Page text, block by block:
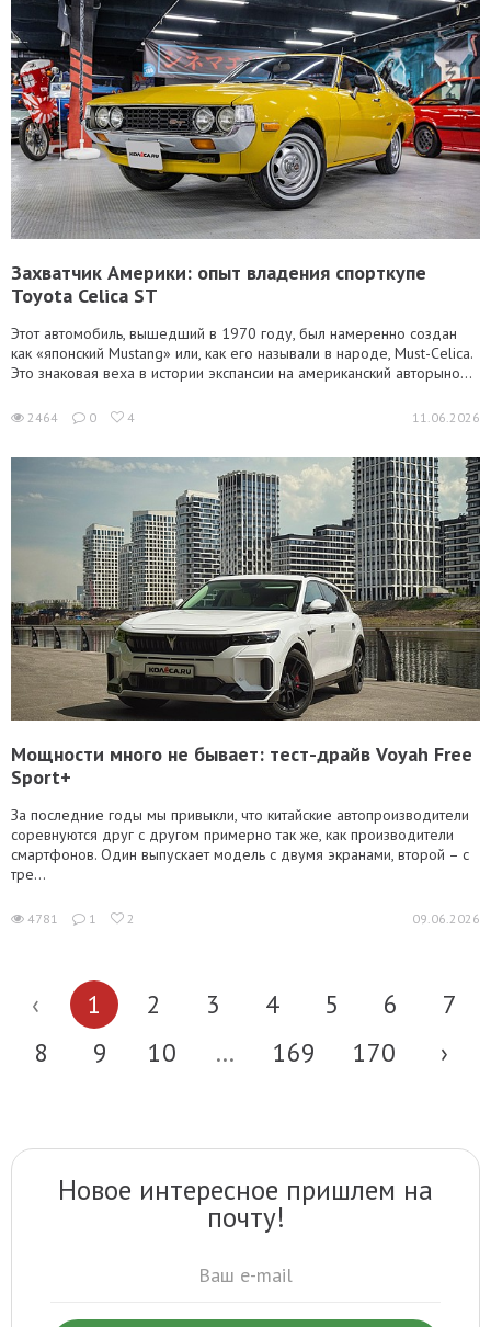
Захватчик Америки: опыт владения спорткупе
Toyota Celica ST
Этот автомобиль, вышедший в 1970 году, был намеренно создан
как «японский Mustang» или, как его называли в народе, Must-Celica.
Это знаковая веха в истории экспансии на американский авторыно...
2464 0 4 11.06.2026
Мощности много не бывает: тест-драйв Voyah Free
Sport+
За последние годы мы привыкли, что китайские автопроизводители
соревнуются друг с другом примерно так же, как производители
смартфонов. Один выпускает модель с двумя экранами, второй – с
тре...
4781 1 2 09.06.2026
‹ 1 2 3 4 5 6
7
8
9 10 ... 169 170 ›
Новое интересное пришлем на
почту!